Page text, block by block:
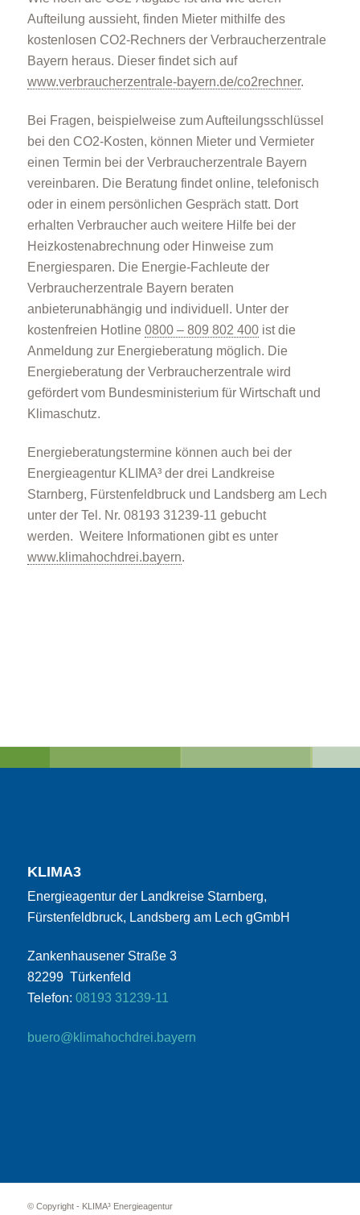
Aufteilung aussieht, finden Mieter mithilfe des
kostenlosen CO2-Rechners der Verbraucherzentrale
Bayern heraus. Dieser findet sich auf
www.verbraucherzentrale-bayern.de/co2rechner.
Bei Fragen, beispielweise zum Aufteilungsschlüssel
bei den CO2-Kosten, können Mieter und Vermieter
einen Termin bei der Verbraucherzentrale Bayern
vereinbaren. Die Beratung findet online, telefonisch
oder in einem persönlichen Gespräch statt. Dort
erhalten Verbraucher auch weitere Hilfe bei der
Heizkostenabrechnung oder Hinweise zum
Energiesparen. Die Energie-Fachleute der
Verbraucherzentrale Bayern beraten
anbieterunabhängig und individuell. Unter der
kostenfreien Hotline 0800 – 809 802 400ist die
Anmeldung zur Energieberatung möglich. Die
Energieberatung der Verbraucherzentrale wird
gefördert vom Bundesministerium für Wirtschaft und
Klimaschutz.
Energieberatungstermine können auch bei der
Energieagentur KLIMA³ der drei Landkreise
Starnberg, Fürstenfeldbruck und Landsberg am Lech
unter der Tel. Nr. 08193 31239-11 gebucht
werden. Weitere Informationen gibt es unter
www.klimahochdrei.bayern.
KLIMA3
Energieagentur der Landkreise Starnberg,
Fürstenfeldbruck, Landsberg am Lech gGmbH
Zankenhausener Straße 3
82299 Türkenfeld
Telefon: 08193 31239-11
buero@klimahochdrei.bayern
© Copyright - KLIMA³ Energieagentur